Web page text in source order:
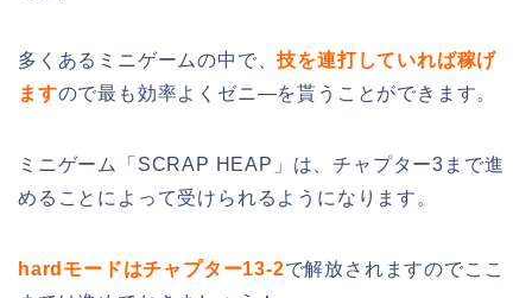
多くあるミニゲームの中で、技を連打していれば稼げ
ますので最も効率よくゼニ―を貰うことができます。
ミニゲーム「SCRAP HEAP」は、チャプター3まで進
めることによって受けられるようになります。
hardモードはチャプター13‐2で解放されますのでここ